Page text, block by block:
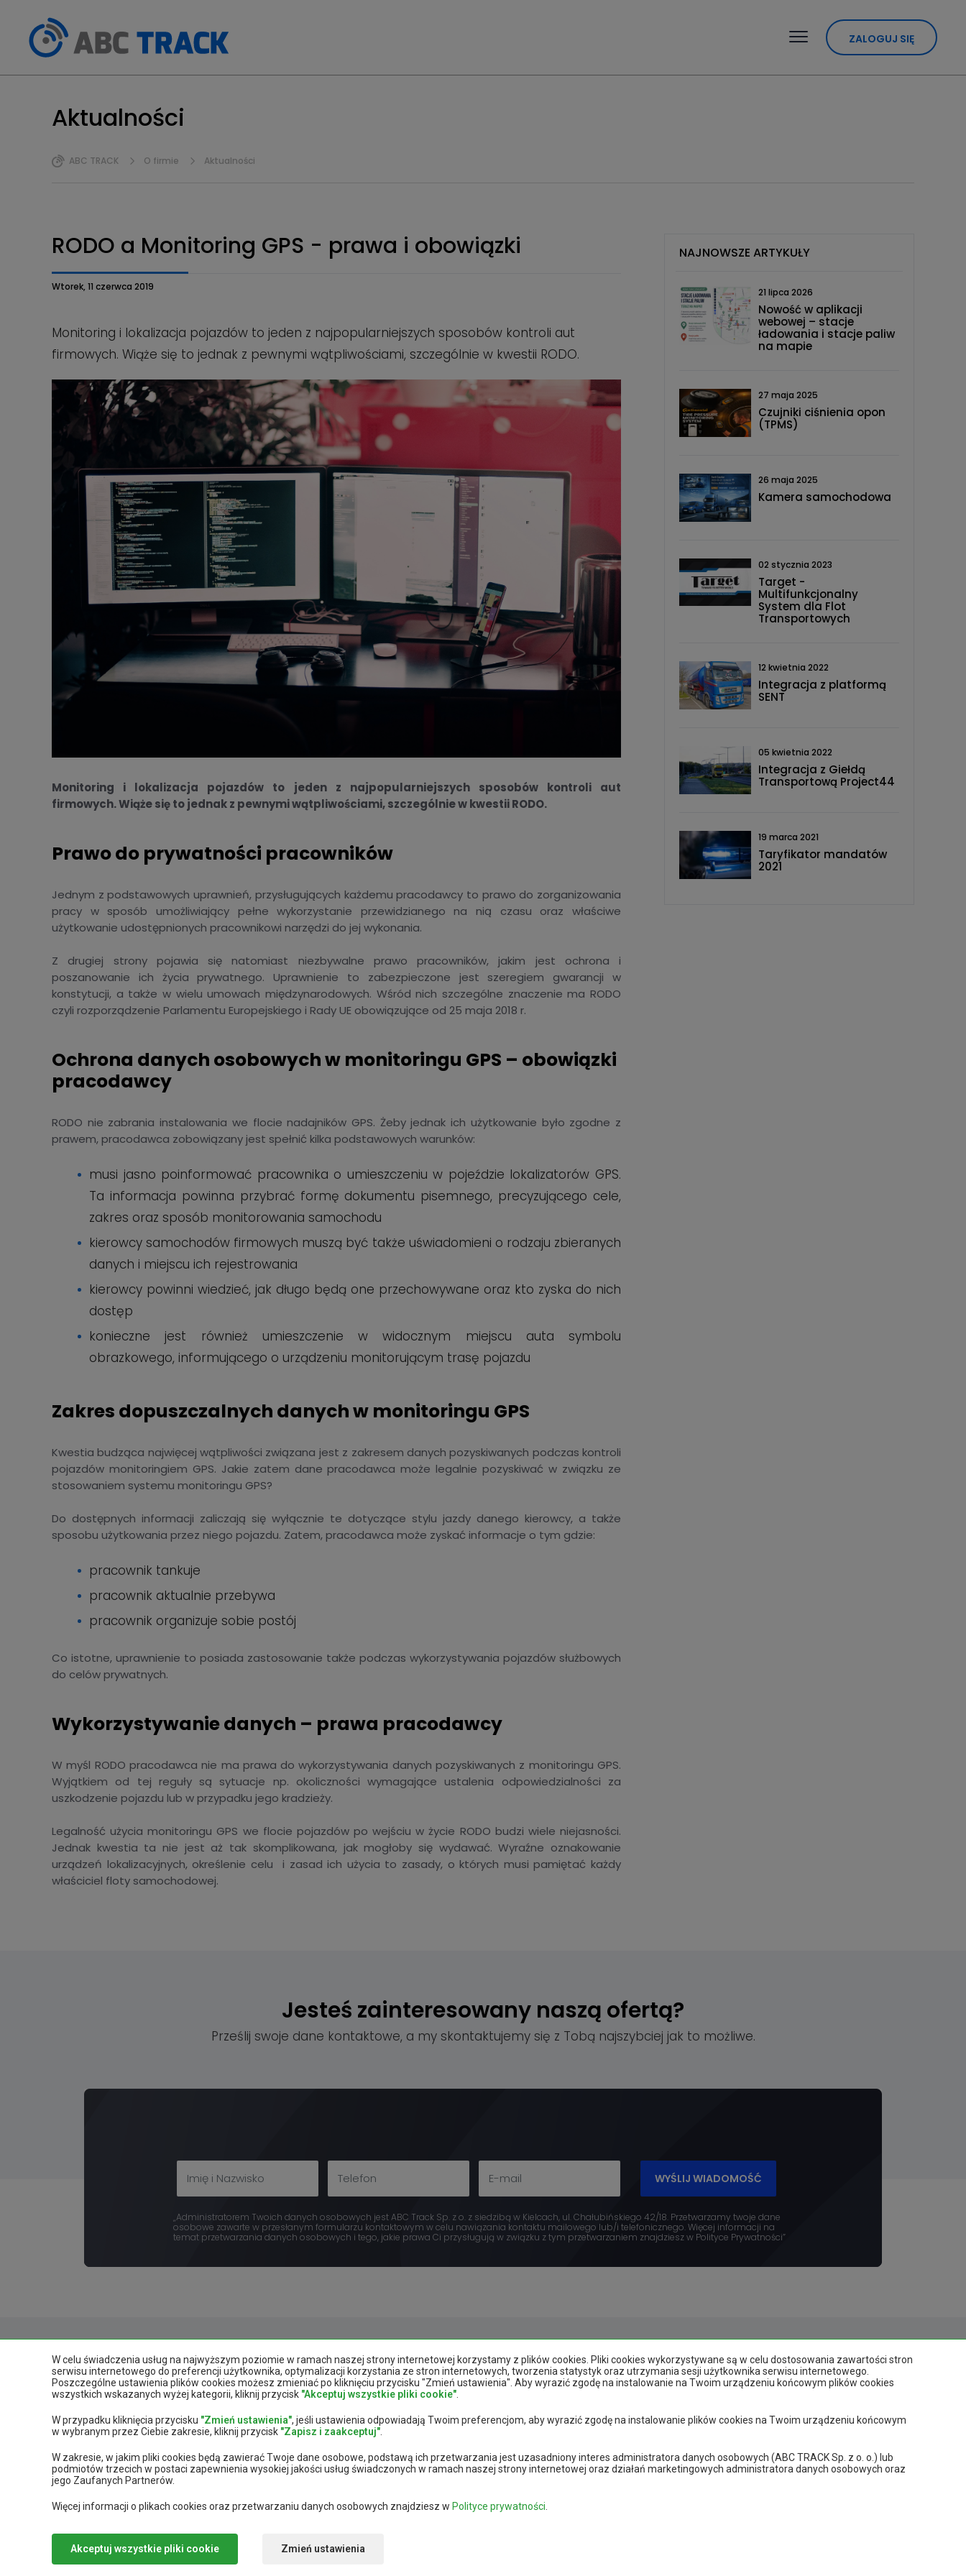
W celu świadczenia usług na najwyższym poziomie w ramach naszej strony internetowej korzystamy z plików cookies. Pliki cookies wykorzystywane są w celu dostosowania zawartości stron
serwisu internetowego do preferencji użytkownika, optymalizacji korzystania ze stron internetowych, tworzenia statystyk oraz utrzymania sesji użytkownika serwisu internetowego.
Poszczególne ustawienia plików cookies możesz zmieniać po kliknięciu przycisku "Zmień ustawienia". Aby wyrazić zgodę na instalowanie na Twoim urządzeniu końcowym plików cookies
wszystkich wskazanych wyżej kategorii, kliknij przycisk "Akceptuj wszystkie pliki cookie"
W przypadku kliknięcia przycisku "Zmień ustawienia", jeśli ustawienia odpowiadają Twoim preferencjom, aby wyrazić zgodę na instalowanie plików cookies na Twoim urządzeniu końcowym
w wybranym przez Ciebie zakresie, kliknij przycisk "Zapisz i zaakceptuj"
W zakresie, w jakim pliki cookies będą zawierać Twoje dane osobowe, podstawą ich przetwarzania jest uzasadniony interes administratora danych osobowych (ABC TRACK Sp. z o. o.) lub
podmiotów trzecich w postaci zapewnienia wysokiej jakości usług świadczonych w ramach naszej strony internetowej oraz działań marketingowych administratora danych osobowych oraz
jego Zaufanych Partnerów.
Więcej informacji o plikach cookies oraz przetwarzaniu danych osobowych znajdziesz w Polityce prywatności
Akceptuj wszystkie pliki cookie Zmień ustawienia
ZALOGUJ SIĘ
Aktualności
ABC TRACK O firmie Aktualności
RODO a Monitoring GPS - prawa i obowiązki
Wtorek, 11 czerwca 2019
Monitoring i lokalizacja pojazdów to jeden z najpopularniejszych sposobów kontroli aut
firmowych. Wiąże się to jednak z pewnymi wątpliwościami, szczególnie w kwestii RODO.
Monitoring i lokalizacja pojazdów to jeden z najpopularniejszych sposobów kontroli aut
firmowych. Wiąże się to jednak z pewnymi wątpliwościami, szczególnie w kwestii RODO.
Prawo do prywatności pracowników
Jednym z podstawowych uprawnień, przysługujących każdemu pracodawcy to prawo do zorganizowania
pracy w sposób umożliwiający pełne wykorzystanie przewidzianego na nią czasu oraz właściwe
użytkowanie udostępnionych pracownikowi narzędzi do jej wykonania.
Z drugiej strony pojawia się natomiast niezbywalne prawo pracowników, jakim jest ochrona i
poszanowanie ich życia prywatnego. Uprawnienie to zabezpieczone jest szeregiem gwarancji w
konstytucji, a także w wielu umowach międzynarodowych. Wśród nich szczególne znaczenie ma RODO
czyli rozporządzenie Parlamentu Europejskiego i Rady UE obowiązujące od 25 maja 2018 r.
Ochrona danych osobowych w monitoringu GPS – obowiązki
pracodawcy
RODO nie zabrania instalowania we flocie nadajników GPS. Żeby jednak ich użytkowanie było zgodne z
prawem, pracodawca zobowiązany jest spełnić kilka podstawowych warunków:
musi jasno poinformować pracownika o umieszczeniu w pojeździe lokalizatorów GPS.
Ta informacja powinna przybrać formę dokumentu pisemnego, precyzującego cele,
zakres oraz sposób monitorowania samochodu
kierowcy samochodów firmowych muszą być także uświadomieni o rodzaju zbieranych
danych i miejscu ich rejestrowania
kierowcy powinni wiedzieć, jak długo będą one przechowywane oraz kto zyska do nich
dostęp
konieczne jest również umieszczenie w widocznym miejscu auta symbolu
obrazkowego, informującego o urządzeniu monitorującym trasę pojazdu
Zakres dopuszczalnych danych w monitoringu GPS
Kwestia budząca najwięcej wątpliwości związana jest z zakresem danych pozyskiwanych podczas kontroli
pojazdów monitoringiem GPS. Jakie zatem dane pracodawca może legalnie pozyskiwać w związku ze
stosowaniem systemu monitoringu GPS?
Do dostępnych informacji zaliczają się wyłącznie te dotyczące stylu jazdy danego kierowcy, a także
sposobu użytkowania przez niego pojazdu. Zatem, pracodawca może zyskać informacje o tym gdzie:
pracownik tankuje
pracownik aktualnie przebywa
pracownik organizuje sobie postój
Co istotne, uprawnienie to posiada zastosowanie także podczas wykorzystywania pojazdów służbowych
do celów prywatnych.
Wykorzystywanie danych – prawa pracodawcy
W myśl RODO pracodawca nie ma prawa do wykorzystywania danych pozyskiwanych z monitoringu GPS.
Wyjątkiem od tej reguły są sytuacje np. okoliczności wymagające ustalenia odpowiedzialności za
uszkodzenie pojazdu lub w przypadku jego kradzieży.
Legalność użycia monitoringu GPS we flocie pojazdów po wejściu w życie RODO budzi wiele niejasności.
Jednak kwestia ta nie jest aż tak skomplikowana, jak mogłoby się wydawać. Wyraźne oznakowanie
urządzeń lokalizacyjnych, określenie celu i zasad ich użycia to zasady, o których musi pamiętać każdy
właściciel floty samochodowej.
NAJNOWSZE ARTYKUŁY
21 lipca 2026
Nowość w aplikacji
webowej – stacje
ładowania i stacje paliw
na mapie
27 maja 2025
Czujniki ciśnienia opon
(TPMS)
26 maja 2025
Kamera samochodowa
02 stycznia 2023
Target -
Multifunkcjonalny
System dla Flot
Transportowych
12 kwietnia 2022
Integracja z platformą
SENT
05 kwietnia 2022
Integracja z Giełdą
Transportową Project44
19 marca 2021
Taryfikator mandatów
2021
Jesteś zainteresowany naszą ofertą?
Prześlij swoje dane kontaktowe, a my skontaktujemy się z Tobą najszybciej jak to możliwe.
WYŚLIJ WIADOMOŚĆ
„Administratorem Twoich danych osobowych jest ABC Track Sp. z o. z siedzibą w Kielcach, ul. Chałubińskiego 42/18. Przetwarzamy twoje dane
osobowe zawarte w przesłanym formularzu kontaktowym w celu nawiązania kontaktu mailowego lub/i telefonicznego. Więcej informacji na
temat przetwarzania danych osobowych i tego, jakie prawa Ci przysługują w związku z tym przetwarzaniem znajdziesz w Polityce Prywatności”
Aplikacja mobilna
ABC TRACK sp. z o.o.
ul. Wincentego Witosa 77
25-561 Kielce
biuro@abc-track.pl
+48 41 230 22 55
Copyright 2024 ABC TRACK Sp. z o. o. Wszelkie prawa zastrzeżone